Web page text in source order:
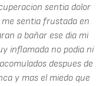
sentia dolor
sentia frustada en
a bañar ese dia mi
inflamada no podia ni
despues de
y mas el miedo que